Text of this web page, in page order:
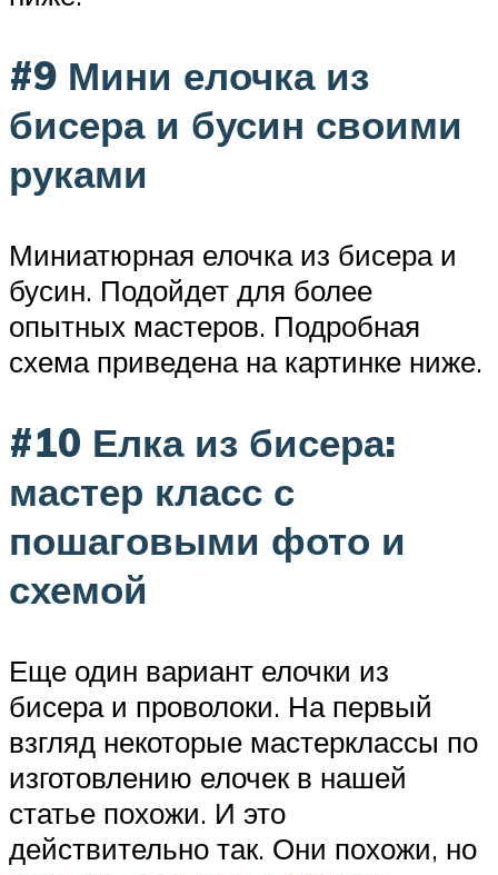
#9 Мини елочка из
бисера и бусин своими
руками
Миниатюрная елочка из бисера и
бусин. Подойдет для более
опытных мастеров. Подробная
схема приведена на картинке ниже.
#10 Елка из бисера:
мастер класс с
пошаговыми фото и
схемой
Еще один вариант елочки из
бисера и проволоки. На первый
взгляд некоторые мастерклассы по
изготовлению елочек в нашей
статье похожи. И это
действительно так. Они похожи, но